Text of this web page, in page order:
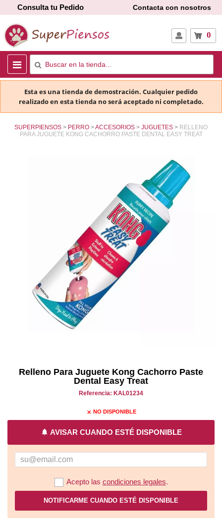
Consulta tu Pedido Contacta con nosotros
0
Esta es una tienda de demostración. Cualquier pedido
realizado en esta tienda no será aceptado ni completado.
SUPERPIENSOS PERRO ACCESORIOS JUGUETES
RELLENO
PARA JUGUETE KONG CACHORRO PASTE DENTAL EASY TREAT
Relleno Para Juguete Kong Cachorro Paste
Dental Easy Treat
Referencia: KAL01234
close NO DISPONIBLE
notifications AVISAR CUANDO ESTÉ DISPONIBLE
Acepto las condiciones legales.
NOTIFICARME CUANDO ESTÉ DISPONIBLE